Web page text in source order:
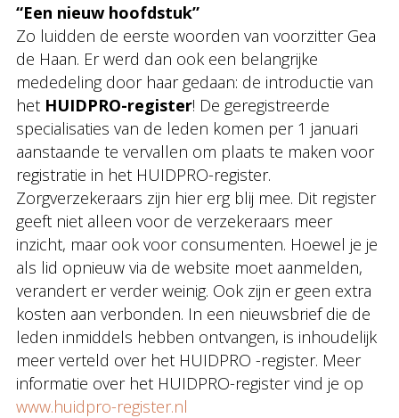
“Een nieuw hoofdstuk”
Zo luidden de eerste woorden van voorzitter Gea
de Haan. Er werd dan ook een belangrijke
mededeling door haar gedaan: de introductie van
het HUIDPRO-register! De geregistreerde
specialisaties van de leden komen per 1 januari
aanstaande te vervallen om plaats te maken voor
registratie in het HUIDPRO-register.
Zorgverzekeraars zijn hier erg blij mee. Dit register
geeft niet alleen voor de verzekeraars meer
inzicht, maar ook voor consumenten. Hoewel je je
als lid opnieuw via de website moet aanmelden,
verandert er verder weinig. Ook zijn er geen extra
kosten aan verbonden. In een nieuwsbrief die de
leden inmiddels hebben ontvangen, is inhoudelijk
meer verteld over het HUIDPRO -register. Meer
informatie over het HUIDPRO-register vind je op
www.huidpro-register.nl